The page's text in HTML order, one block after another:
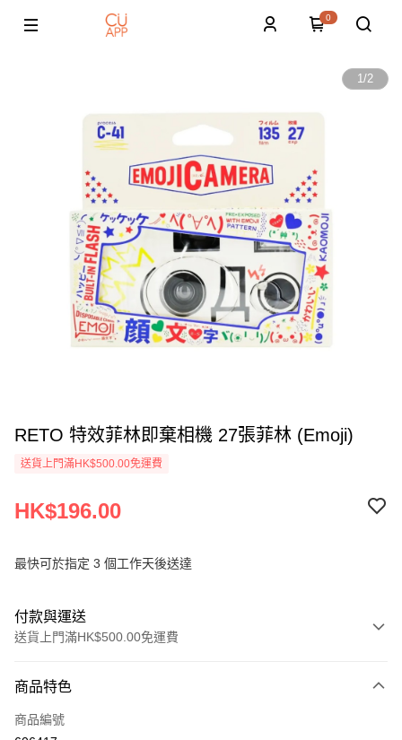
0
1/2
RETO 特效菲林即棄相機 27張菲林 (Emoji)
送貨上門滿HK$500.00免運費
HK$196.00
最快可於指定 3 個工作天後送達
付款與運送
送貨上門滿HK$500.00免運費
信用卡
AlipayHK
商品特色
商品編號